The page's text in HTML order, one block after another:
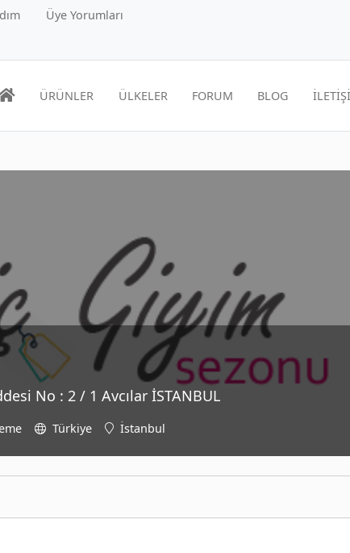
Üye Yorumları
ÜRÜNLER ÜLKELER FORUM BLOG
No : 2 / 1 Avcılar İSTANBUL
Türkiye İstanbul